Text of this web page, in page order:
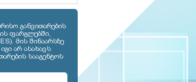
განვითარების
ფარგლებში,
მის შინაარსზე
არ ასახავს
სააგენტოს